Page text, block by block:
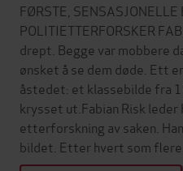
FØRSTE, SENSASJONELLE
POLITIETTERFORSKER
drept. Begge var mobbere
ønsket å se dem døde. Ett
åstedet: et klassebilde fra
krysset ut.Fabian Risk
etterforskning av saken.
bildet. Etter hvert som flere